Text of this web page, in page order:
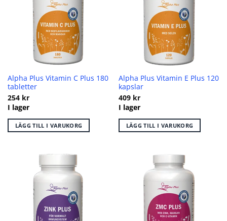
varianter.
alternativen
produktsidan
Alpha Plus Vitamin C Plus 180
tabletter
254 kr
I lager
LÄGG TILL I VARUKORG
Alpha Plus Vitamin E Plus 120
kapslar
409 kr
I lager
LÄGG TILL I VARUKORG